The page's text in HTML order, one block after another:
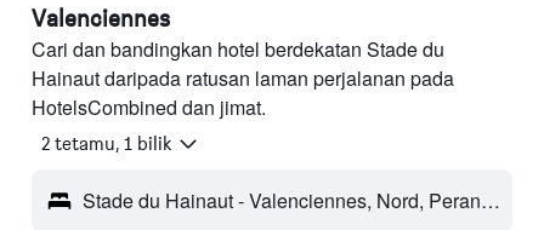
Valenciennes
Cari dan bandingkan hotel berdekatan Stade du
Hainaut daripada ratusan laman perjalanan pada
HotelsCombined dan jimat.
2 tetamu, 1 bilik
Stade du Hainaut - Valenciennes, Nord, Perancis